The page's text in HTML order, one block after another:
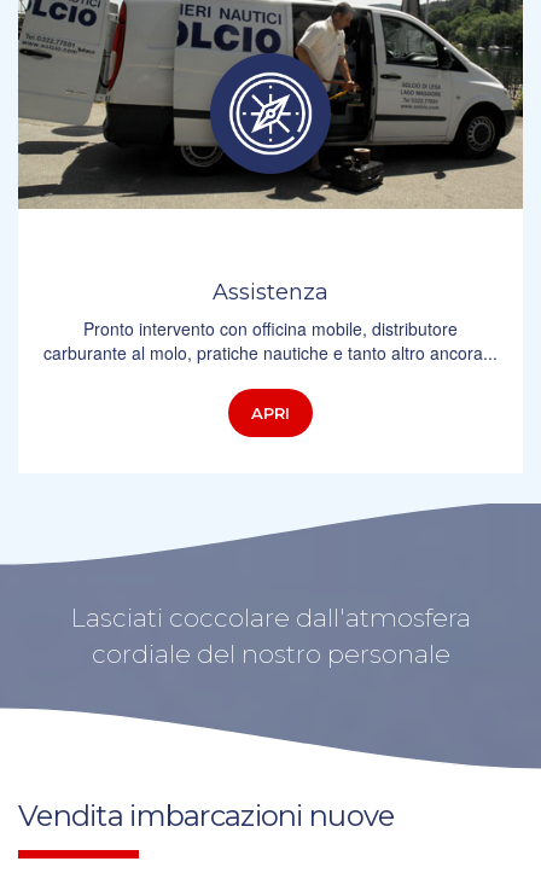
Assistenza
Pronto intervento con officina mobile, distributore
carburante al molo, pratiche nautiche e tanto altro ancora...
Lasciati coccolare dall'atmosfera
cordiale del nostro personale
Vendita imbarcazioni nuove